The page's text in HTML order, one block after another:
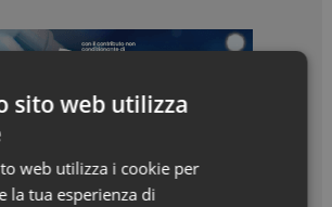
sito web utilizza
web utilizza i cookie per
la tua esperienza di